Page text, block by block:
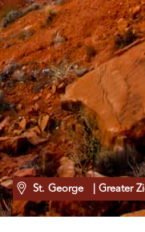
St. George | Greater